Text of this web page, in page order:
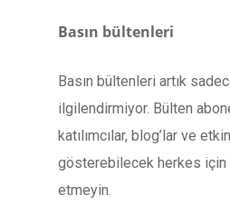
Basın bültenleri
Basın bültenleri artık
ilgilendirmiyor. Bülten
katılımcılar, blog’lar ve
gösterebilecek herkes
etmeyin.